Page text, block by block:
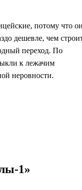
потому что
дешевле, чем
переход. По
к лежачим
неровности.
1»